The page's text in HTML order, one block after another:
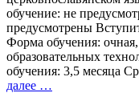
обучение: не
предусмотрены
Форма обучения:
образовательных
обучения: 3,5 месяца
далее …